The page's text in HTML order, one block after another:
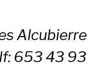
Alcubierre
653 43 93